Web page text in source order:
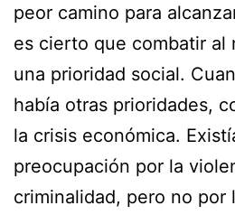
peor camino para
es cierto que combatir al
una prioridad social.
había otras prioridades,
la crisis económica.
preocupación por la
criminalidad, pero no por